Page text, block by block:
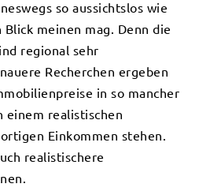
so aussichtslos wie
meinen mag. Denn die
regional sehr
Recherchen ergeben
in so mancher
einem realistischen
Einkommen stehen.
realistischere